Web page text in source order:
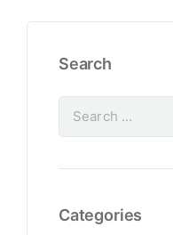
Search
Categories